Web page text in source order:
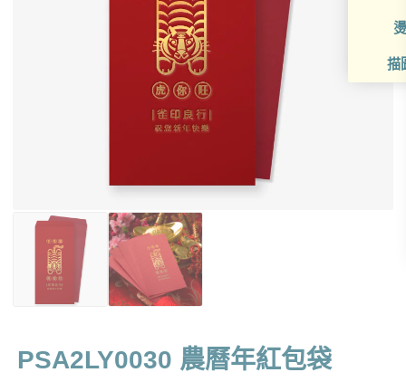
描
PSA2LY0030 農曆年紅包袋